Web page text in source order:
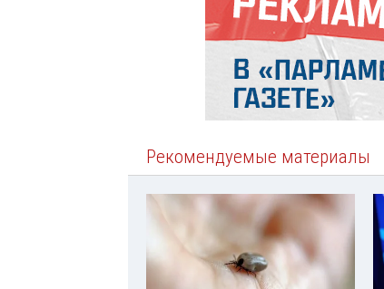
Рекомендуемые материалы